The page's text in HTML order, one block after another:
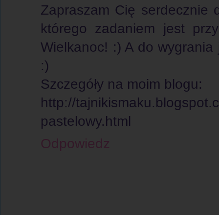
Zapraszam Cię serdecznie
którego zadaniem jest
Wielkanoc! :) A do
:)
Szczegóły na moim blogu:
http://
pastelowy.html
Odpowiedz